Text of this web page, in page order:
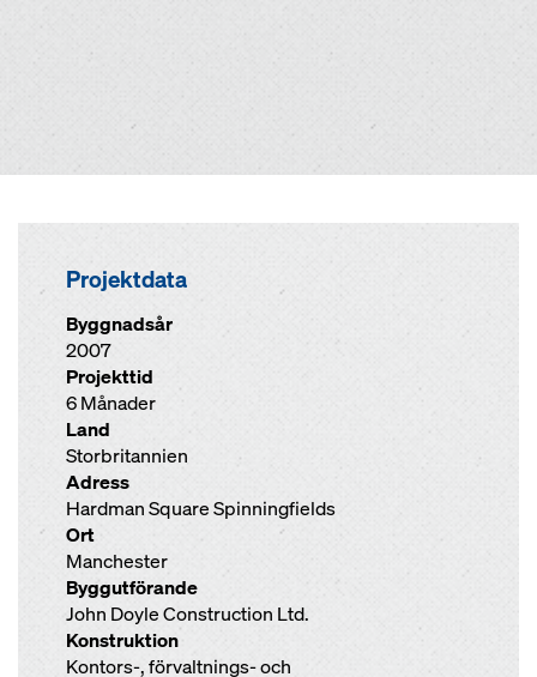
Projektdata
Byggnadsår
2007
Projekttid
6 Månader
Land
Storbritannien
Adress
Hardman Square Spinningfields
Ort
Manchester
Byggutförande
John Doyle Construction Ltd.
Konstruktion
Kontors-, förvaltnings- och